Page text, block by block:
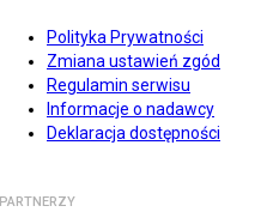
Polityka Prywatności
Zmiana ustawień zgód
Regulamin serwisu
Informacje o nadawcy
Deklaracja dostępności
PARTNERZY